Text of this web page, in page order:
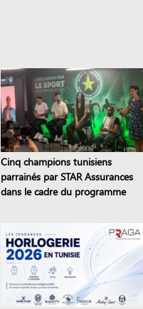
Cinq champions tunisiens
parrainés par STAR Assurances
dans le cadre du programme